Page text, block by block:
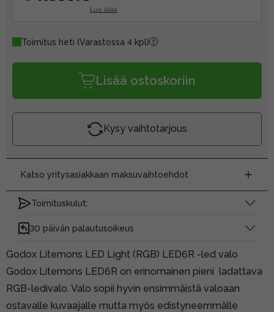
Lue lisää
Toimitus heti (Varastossa 4 kpl)
Lisää ostoskoriin
Kysy vaihtotarjous
Katso yritysasiakkaan maksuvaihtoehdot
Toimituskulut:
30 päivän palautusoikeus
Godox Litemons LED Light (RGB) LED6R -led valo
Godox Litemons LED6R on erinomainen pieni ladattava
RGB-ledivalo. Valo sopii hyvin ensimmäistä valoaan
ostavalle kuvaajalle mutta myös edistyneemmälle